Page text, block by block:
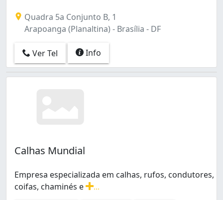
Quadra 5a Conjunto B, 1
Arapoanga (Planaltina) - Brasília - DF
Ver Tel Info
Calhas Mundial
Empresa especializada em calhas, rufos, condutores,
coifas, chaminés e